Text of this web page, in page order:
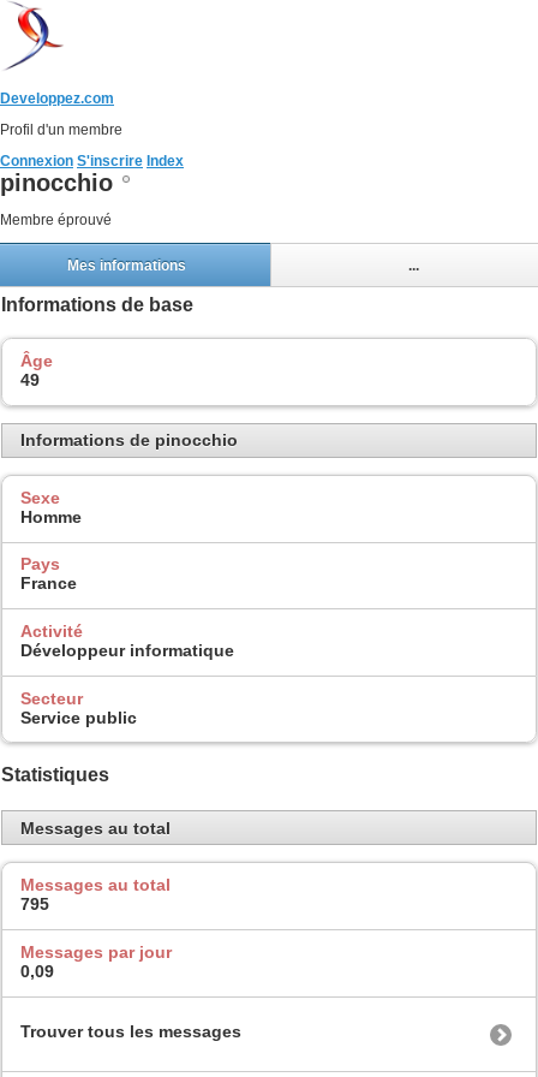
Developpez.com
Profil d'un membre
Connexion S'inscrire Index
pinocchio
Membre éprouvé
Mes informations ...
Informations de base
Âge
49
Informations de pinocchio
Sexe
Homme
Pays
France
Activité
Développeur informatique
Secteur
Service public
Statistiques
Messages au total
Messages au total
795
Messages par jour
0,09
Trouver tous les messages